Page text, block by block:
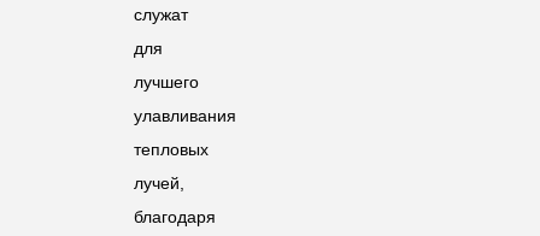
служат
для
лучшего
улавливания
тепловых
лучей,
благодаря